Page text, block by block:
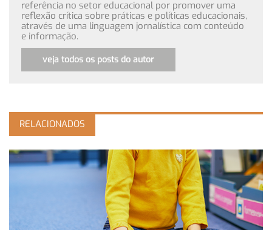
referência no setor educacional por promover uma
reflexão crítica sobre práticas e políticas educacionais,
através de uma linguagem jornalística com conteúdo
e informação.
veja todos os posts do autor
RELACIONADOS